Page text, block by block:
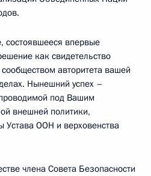
состоявшееся впервые
как свидетельство
авторитета вашей
Нынешний успех –
под Вашим
внешней политики,
ООН и верховенства
члена Совета Безопасности